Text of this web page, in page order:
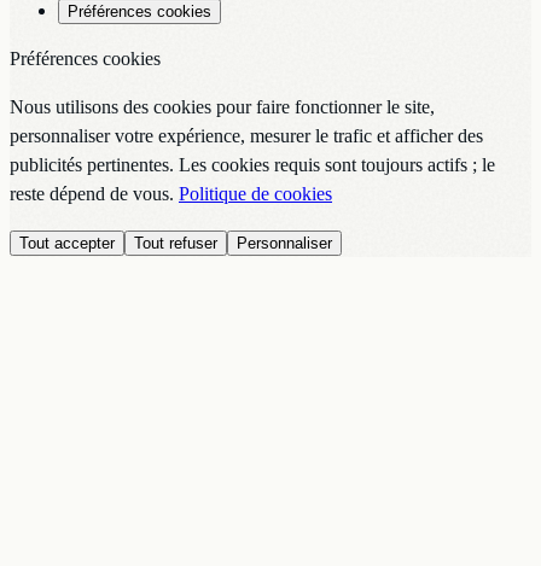
Préférences cookies
Préférences cookies
Nous utilisons des cookies pour faire fonctionner le site,
personnaliser votre expérience, mesurer le trafic et afficher des
publicités pertinentes. Les cookies requis sont toujours actifs ; le
reste dépend de vous. Politique de cookies
Tout accepter Tout refuser Personnaliser